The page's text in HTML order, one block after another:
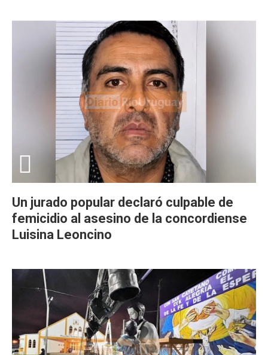
Un jurado popular declaró culpable de
femicidio al asesino de la concordiense
Luisina Leoncino